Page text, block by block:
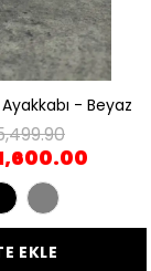
- Beyaz
EKLE